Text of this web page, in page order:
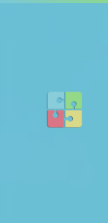
Перейти